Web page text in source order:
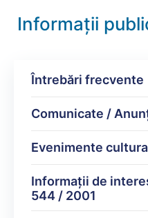
Informații
Întrebări frecvente
Comunicate /
Evenimente
Informații de
544 / 2001